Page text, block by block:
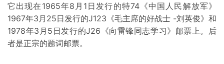
它出现在1965年8月1日发行的特74《中国人民解放军》
1967年3月25日发行的J123《毛主席的好战士 -刘英俊》和
1978年3月5日发行的J26《向雷锋同志学习》邮票上。后
者是正宗的题词邮票。